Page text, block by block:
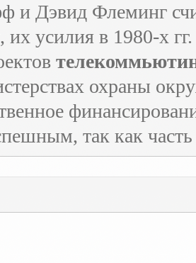
и Дэвид Флеминг
, их усилия в 1980-х
охраны
так как